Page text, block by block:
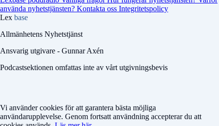
använda nyhetstjänsten? Kontakta oss Integritetspolicy
Lex base
Allmänhetens Nyhetstjänst
Ansvarig utgivare - Gunnar Axén
Podcastsektionen omfattas inte av vårt utgivningsbevis
Vi använder cookies för att garantera bästa möjliga
användarupplevelse. Genom fortsatt användning accepterar du att